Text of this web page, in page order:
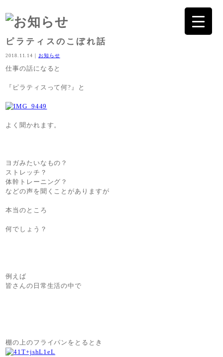
ピラティスのこぼれ話
2018.11.14｜お知らせ
仕事の話になると
『ピラティスって何?』と
よく聞かれます。
ヨガみたいなもの？
ストレッチ？
体幹トレーニング？
などの声を聞くことがありますが
本当のところ
何でしょう？
例えば
皆さんの日常生活の中で
棚の上のフライパンをとるとき